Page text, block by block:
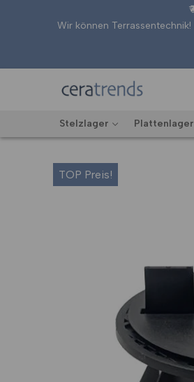
Wir können Terrassentechnik!
Stelzlager Plattenlager
TOP Preis!